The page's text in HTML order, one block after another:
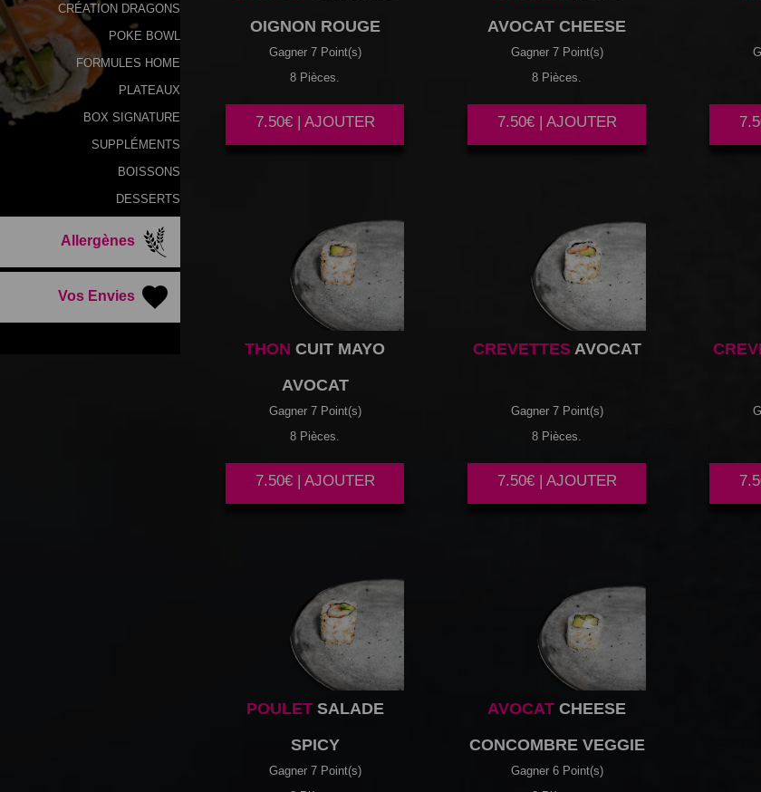
CRÉATION DRAGONS
POKE BOWL
FORMULES HOME
PLATEAUX
BOX SIGNATURE
SUPPLÉMENTS
BOISSONS
DESSERTS
Allergènes
Vos Envies
OIGNON ROUGE
Gagner 7 Point(s)
8 Pièces.
7.50€ | AJOUTER
AVOCAT CHEESE
Gagner 7 Point(s)
8 Pièces.
7.50€ | AJOUTER
THON CUIT MAYO
AVOCAT
Gagner 7 Point(s)
8 Pièces.
7.50€ | AJOUTER
CREVETTESAVOCAT
Gagner 7 Point(s)
8 Pièces.
7.50€ | AJOUTER
POULETSALADE
SPICY
Gagner 7 Point(s)
AVOCAT CHEESE
CONCOMBRE VEGGIE
Gagner 6 Point(s)